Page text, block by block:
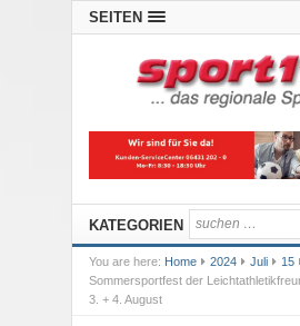
SEITEN
KATEGORIEN
You are here: Home 2024 Juli 15
Sommersportfest der
3. + 4. August